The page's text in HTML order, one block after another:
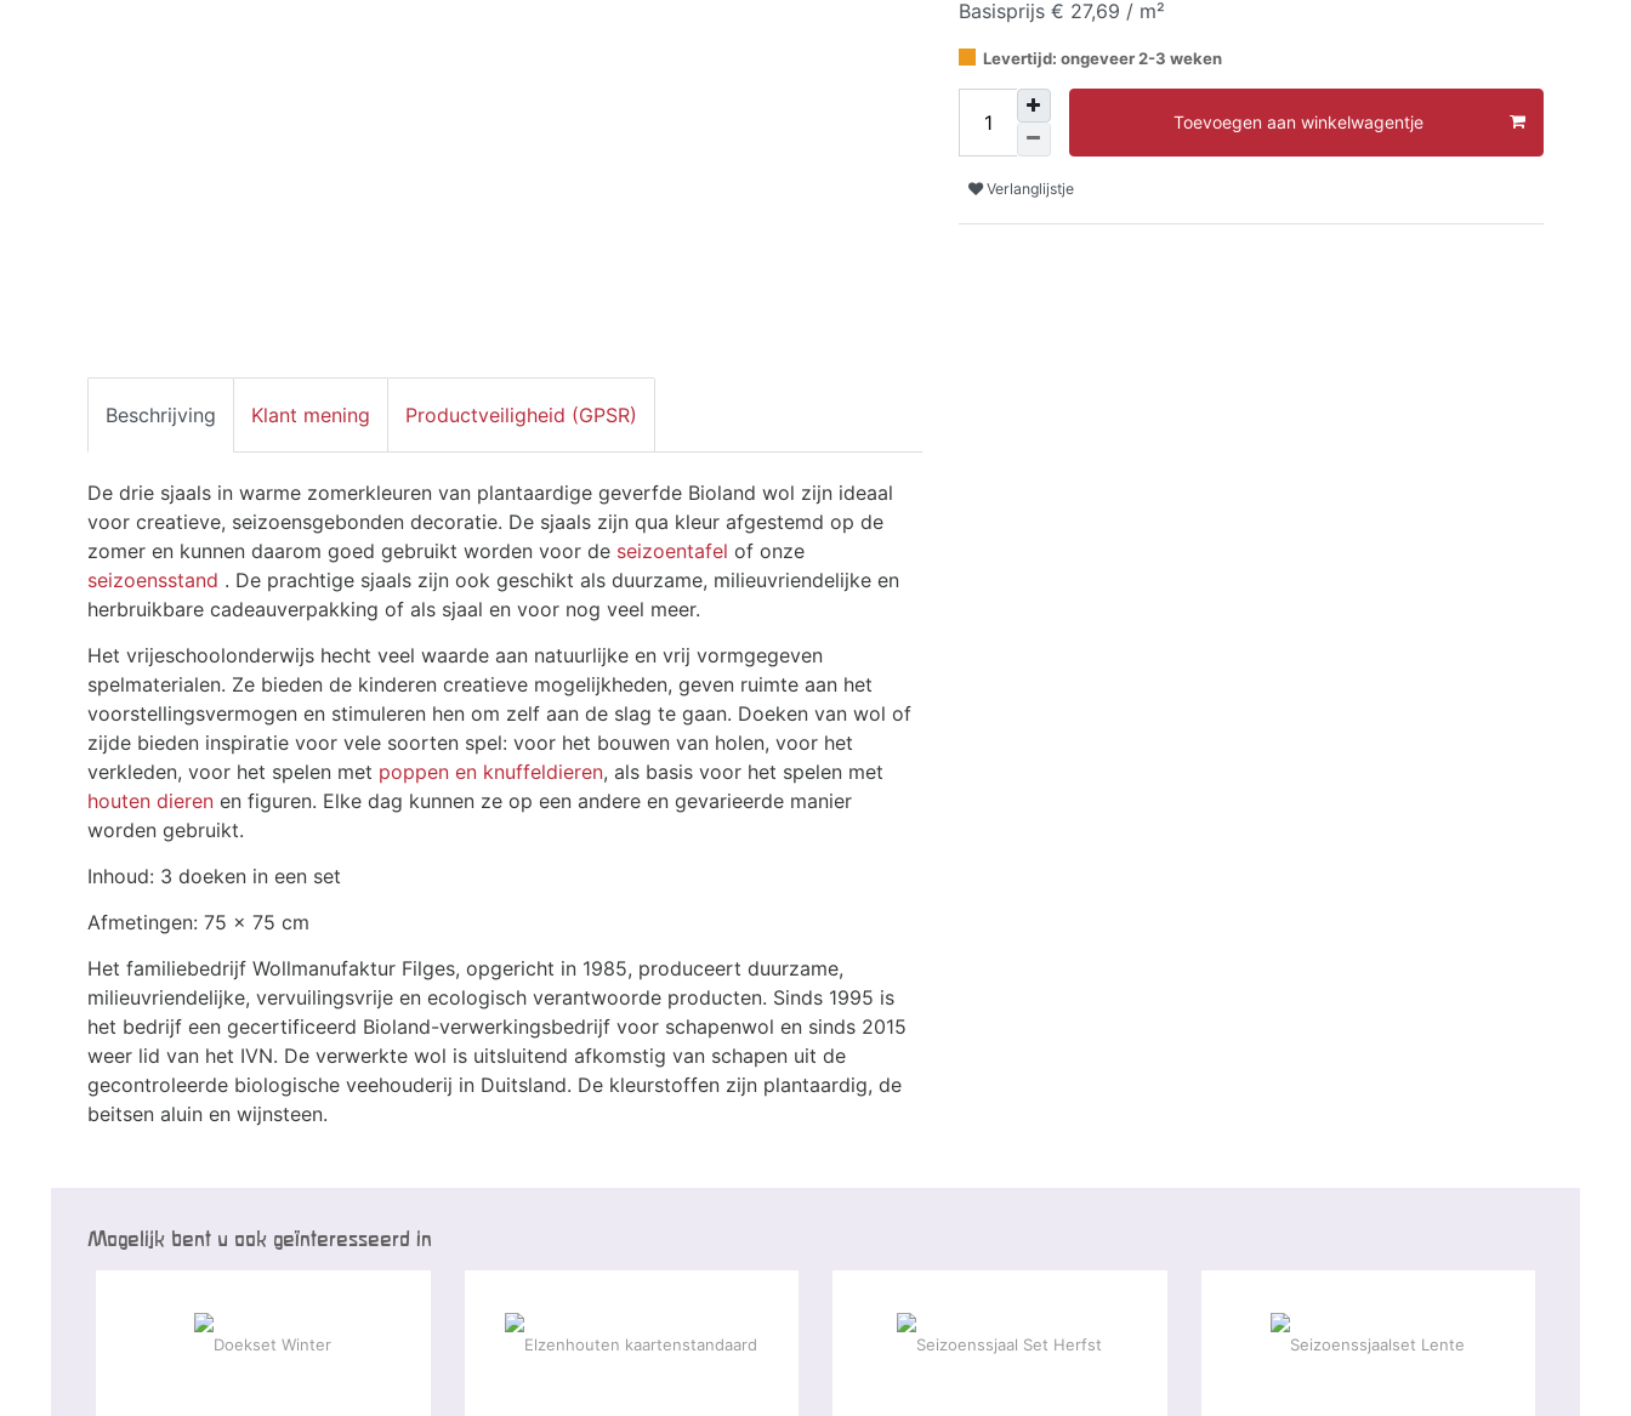
Basisprijs € 27,69 / m²
Levertijd: ongeveer 2-3 weken
Toevoegen aan winkelwagentje
Verlanglijstje
Beschrijving Klant mening Productveiligheid (GPSR)
De drie sjaals in warme zomerkleuren van plantaardige geverfde Bioland wol zijn ideaal
voor creatieve, seizoensgebonden decoratie. De sjaals zijn qua kleur afgestemd op de
zomer en kunnen daarom goed gebruikt worden voor de seizoentafel of onze
seizoensstand . De prachtige sjaals zijn ook geschikt als duurzame, milieuvriendelijke en
herbruikbare cadeauverpakking of als sjaal en voor nog veel meer.
Het vrijeschoolonderwijs hecht veel waarde aan natuurlijke en vrij vormgegeven
spelmaterialen. Ze bieden de kinderen creatieve mogelijkheden, geven ruimte aan het
voorstellingsvermogen en stimuleren hen om zelf aan de slag te gaan. Doeken van wol of
zijde bieden inspiratie voor vele soorten spel: voor het bouwen van holen, voor het
verkleden, voor het spelen met poppen en knuffeldieren, als basis voor het spelen met
houten dieren en figuren. Elke dag kunnen ze op een andere en gevarieerde manier
worden gebruikt.
Inhoud: 3 doeken in een set
Afmetingen: 75 x 75 cm
Het familiebedrijf Wollmanufaktur Filges, opgericht in 1985, produceert duurzame,
milieuvriendelijke, vervuilingsvrije en ecologisch verantwoorde producten. Sinds 1995 is
het bedrijf een gecertificeerd Bioland-verwerkingsbedrijf voor schapenwol en sinds 2015
weer lid van het IVN. De verwerkte wol is uitsluitend afkomstig van schapen uit de
gecontroleerde biologische veehouderij in Duitsland. De kleurstoffen zijn plantaardig, de
beitsen aluin en wijnsteen.
Mogelijk bent u ook geïnteresseerd in